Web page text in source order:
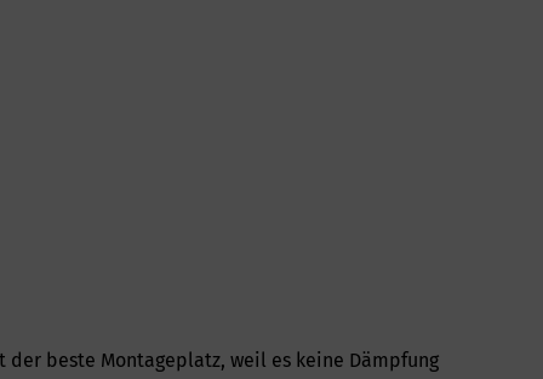
beste Montageplatz, weil es keine Dämpfung